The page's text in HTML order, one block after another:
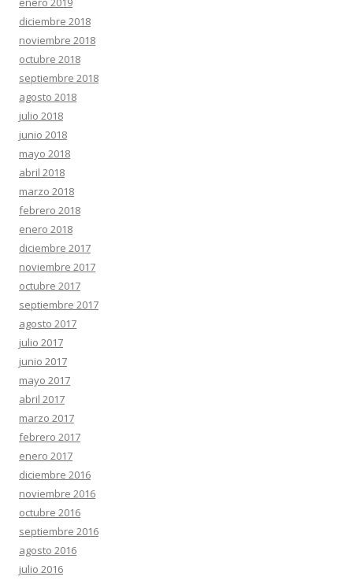
diciembre 2018
noviembre 2018
octubre 2018
septiembre 2018
agosto 2018
julio 2018
junio 2018
mayo 2018
abril 2018
marzo 2018
febrero 2018
enero 2018
diciembre 2017
noviembre 2017
octubre 2017
septiembre 2017
agosto 2017
julio 2017
junio 2017
mayo 2017
abril 2017
marzo 2017
febrero 2017
enero 2017
diciembre 2016
noviembre 2016
octubre 2016
septiembre 2016
agosto 2016
julio 2016